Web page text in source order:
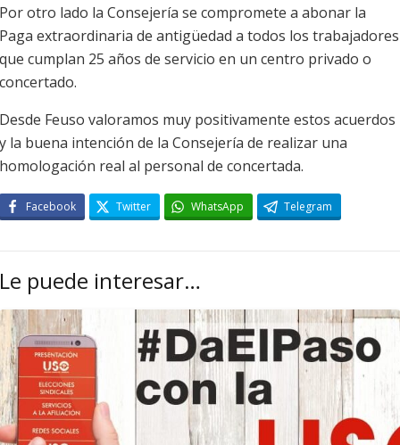
Por otro lado la Consejería se compromete a abonar la
Paga extraordinaria de antigüedad a todos los trabajadores
que cumplan 25 años de servicio en un centro privado o
concertado.
Desde Feuso valoramos muy positivamente estos acuerdos
y la buena intención de la Consejería de realizar una
homologación real al personal de concertada.
Facebook Twitter WhatsApp Telegram
Le puede interesar…